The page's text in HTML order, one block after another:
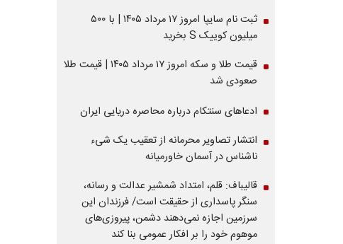
ثبت نام سایپا امروز ۱۷ مرداد ۱۴۰۵ | با ۵۰۰
میلیون کوییک S بخرید
قیمت طلا و سکه امروز ۱۷ مرداد ۱۴۰۵ | قیمت طلا
صعودی شد
ادعاهای سنتکام درباره محاصره دریایی ایران
انتشار تصاویر محرمانه از تعقیب یک شیء
ناشناس در آسمان خاورمیانه
قالیباف: قلم، امتداد شمشیر عدالت و رسانه،
سنگر پاسداری از حقیقت است/ فرزندان این
سرزمین اجازه نمی‌دهند دشمن، پیروزی‌های
موهوم خود را بر افکار عمومی بنا کند